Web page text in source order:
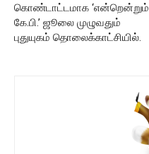
கொண்டாட்டமாக ‘என்றென்றும்
கே.பி.’ ஜூலை முழுவதும்
புதுயுகம் தொலைக்காட்சியில்.